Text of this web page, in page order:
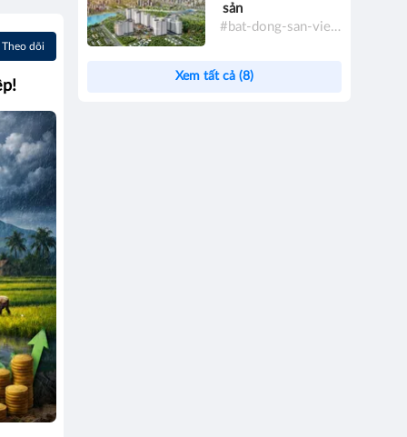
Theo dõi
sản
#bat-dong-san-viet-nam
Xem tất cả (8)